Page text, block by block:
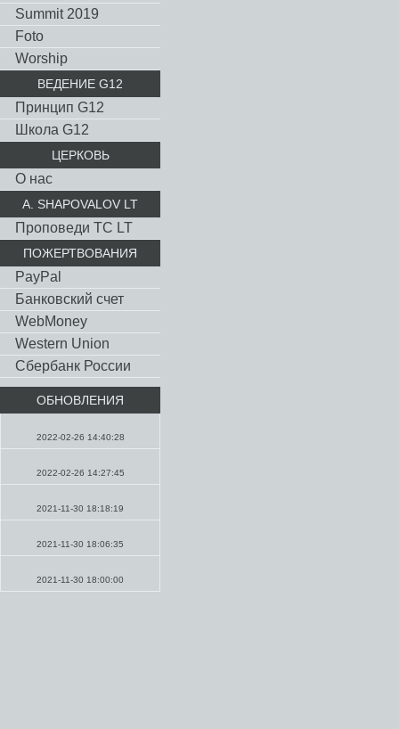
Summit 2019
Foto
Worship
ВЕДЕНИЕ G12
Принцип G12
Школа G12
ЦЕРКОВЬ
О нас
A. SHAPOVALOV LT
Проповеди TC LT
ПОЖЕРТВОВАНИЯ
PayPal
Банковский счет
WebMoney
Western Union
Сбербанк России
ОБНОВЛЕНИЯ
2022-02-26 14:40:28
2022-02-26 14:27:45
2021-11-30 18:18:19
2021-11-30 18:06:35
2021-11-30 18:00:00